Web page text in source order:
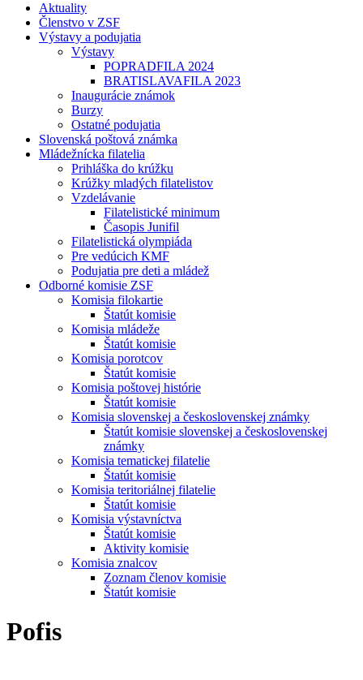
Aktuality
Členstvo v ZSF
Výstavy a podujatia
Výstavy
POPRADFILA 2024
BRATISLAVAFILA 2023
Inaugurácie známok
Burzy
Ostatné podujatia
Slovenská poštová známka
Mládežnícka filatelia
Prihláška do krúžku
Krúžky mladých filatelistov
Vzdelávanie
Filatelistické minimum
Časopis Junifil
Filatelistická olympiáda
Pre vedúcich KMF
Podujatia pre deti a mládež
Odborné komisie ZSF
Komisia filokartie
Štatút komisie
Komisia mládeže
Štatút komisie
Komisia porotcov
Štatút komisie
Komisia poštovej histórie
Štatút komisie
Komisia slovenskej a československej známky
Štatút komisie slovenskej a československej
známky
Komisia tematickej filatelie
Štatút komisie
Komisia teritoriálnej filatelie
Štatút komisie
Komisia výstavníctva
Štatút komisie
Aktivity komisie
Komisia znalcov
Zoznam členov komisie
Štatút komisie
Pofis